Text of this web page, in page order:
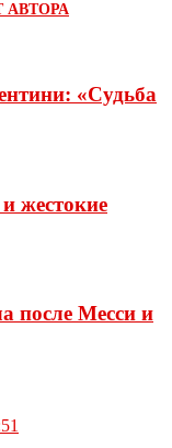
АВТОРА
«Судьба
жестокие
после Месси и